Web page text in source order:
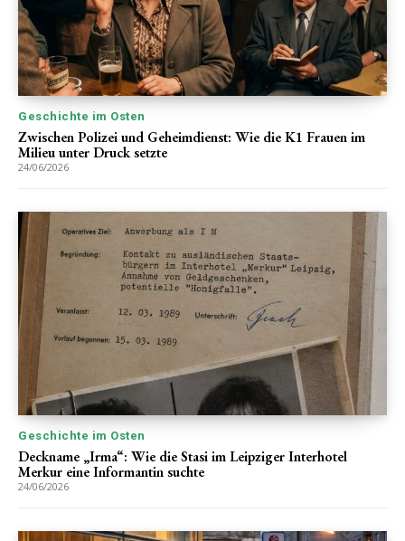
Geschichte im Osten
Zwischen Polizei und Geheimdienst: Wie die K1 Frauen im
Milieu unter Druck setzte
24/06/2026
Geschichte im Osten
Deckname „Irma“: Wie die Stasi im Leipziger Interhotel
Merkur eine Informantin suchte
24/06/2026